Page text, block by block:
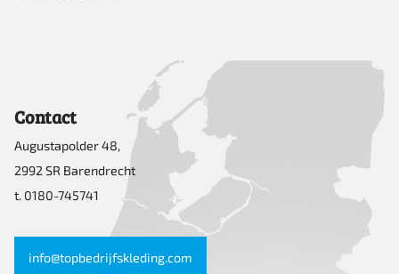
Contact
Augustapolder 48,
2992 SR Barendrecht
t. 0180-745741
info@topbedrijfskleding.com